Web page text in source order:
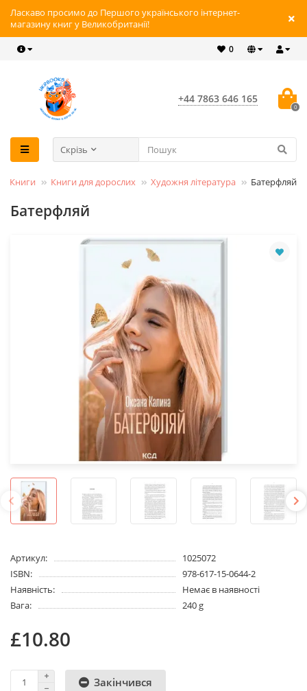
Ласкаво просимо до Першого українського інтернет-
магазину книг у Великобританії!
0
+44 7863 646 165
0
Скрізь
Книги Книги для дорослих Художня література Батерфляй
Батерфляй
Артикул:
1025072
ISBN:
978-617-15-0644-2
Наявність:
Немає в наявності
Вага:
240 g
£10.80
Закінчився